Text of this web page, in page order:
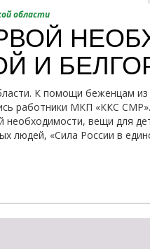
области
И
К помощи беженцам
работники МКП «ККС
вещи для
людей, «Сила России в